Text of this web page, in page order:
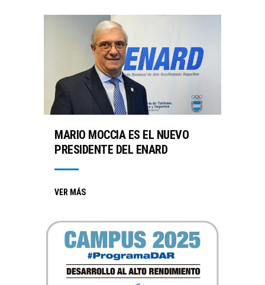
MARIO MOCCIA ES EL NUEVO
PRESIDENTE DEL ENARD
VER MÁS